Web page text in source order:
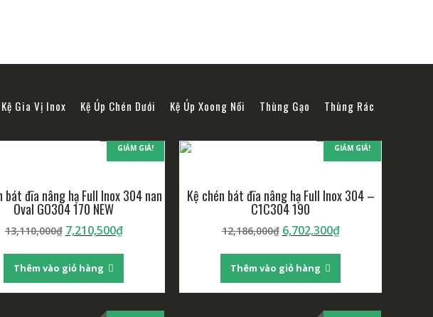
Kệ Gia Vị Inox Kệ Úp Chén Dưới Kệ Úp Xoong Nồi Thùng Gạo Thùng Rác
GIẢM GIÁ!
bát đĩa nâng hạ Full Inox 304 nan
Oval GO304 170 NEW
13,110,000₫ 7,210,500₫
Thêm vào giỏ hàng
GIẢM GIÁ!
Kệ chén bát đĩa nâng hạ Full Inox 304 –
C1C304 190
12,186,000₫ 6,702,300₫
Thêm vào giỏ hàng